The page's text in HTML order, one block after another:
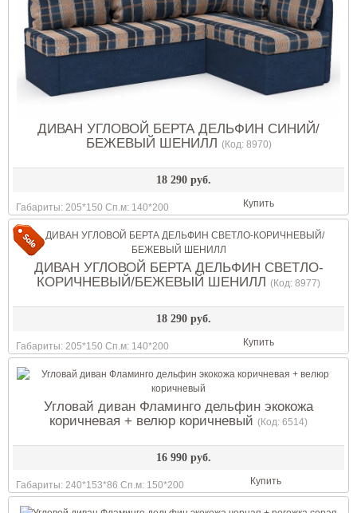
ДИВАН УГЛОВОЙ БЕРТА ДЕЛЬФИН СИНИЙ/
БЕЖЕВЫЙ ШЕНИЛЛ (Код: 8970)
18 290 руб.
Габариты: 205*150 Сп.м: 140*200 Купить
ДИВАН УГЛОВОЙ БЕРТА ДЕЛЬФИН СВЕТЛО-
КОРИЧНЕВЫЙ/БЕЖЕВЫЙ ШЕНИЛЛ (Код: 8977)
18 290 руб.
Габариты: 205*150 Сп.м: 140*200 Купить
Угловай диван Фламинго дельфин экокожа
коричневая + велюр коричневый (Код: 6514)
16 990 руб.
Габариты: 240*153*86 Сп.м: 150*200 Купить